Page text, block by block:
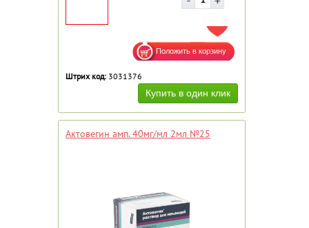
ДОБАВИТЬ В ИЗБРАННОЕ
Штрих код: 3031376
Актовегин амп. 40мг/мл 2мл №25